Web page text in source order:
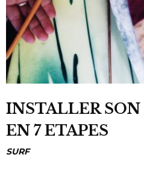
INSTALLER SON
EN 7 ETAPES
SURF